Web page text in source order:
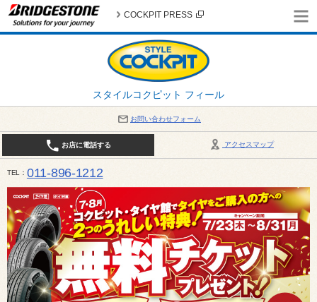
スタイルコクピット フィール
COCKPIT PRESS
お問い合わせフォーム
アクセスマップ
お店に電話する
TEL 011-896-1212
平日・日・祝日：作業受付10:00～17:30 、商談受付は10:00～18:00 まで 営業時間は10:00～
受け出来ない場合がございます。店舗までお問い合わせください。電話も込み合うことが予想さ
日：2026年8月の定休日 毎週 火曜日と水曜日 8月10日(月曜日) から 8月14日(金曜